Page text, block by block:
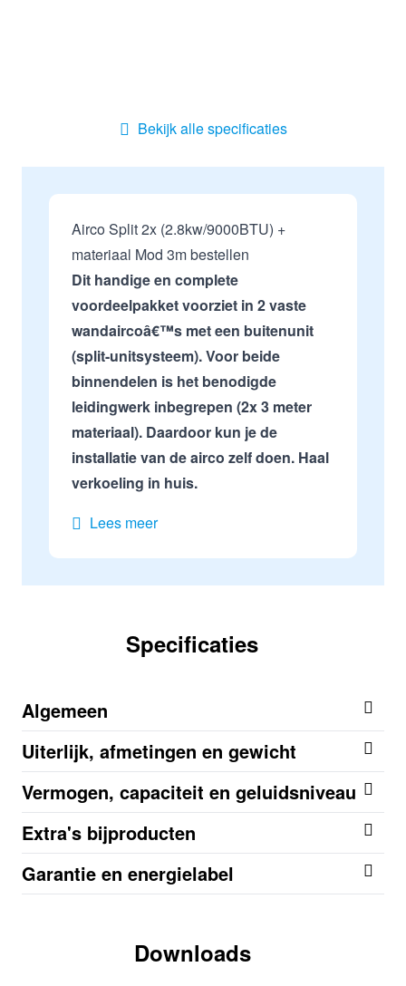
Bekijk alle specificaties
Airco Split 2x (2.8kw/9000BTU) +
materiaal Mod 3m bestellen
Dit handige en complete
voordeelpakket voorziet in 2 vaste
wandaircoâ€™s met een buitenunit
(split-unitsysteem). Voor beide
binnendelen is het benodigde
leidingwerk inbegrepen (2x 3 meter
materiaal). Daardoor kun je de
installatie van de airco zelf doen. Haal
verkoeling in huis.
Lees meer
Specificaties
Algemeen
Uiterlijk, afmetingen en gewicht
Vermogen, capaciteit en geluidsniveau
Extra's bijproducten
Garantie en energielabel
Downloads